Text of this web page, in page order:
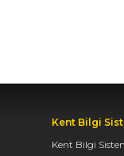
Kent Bilgi
Kent Bilgi